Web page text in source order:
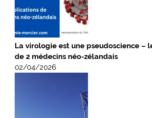
La virologie est une pseudoscience –
de 2 médecins néo-zélandais
02/04/2026